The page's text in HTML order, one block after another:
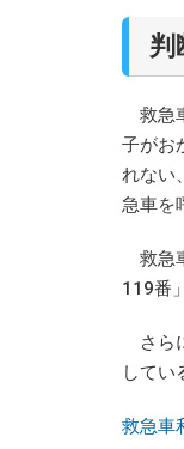
判
救急
子がお
れない
急車を
救急
119番
さら
してい
救急車